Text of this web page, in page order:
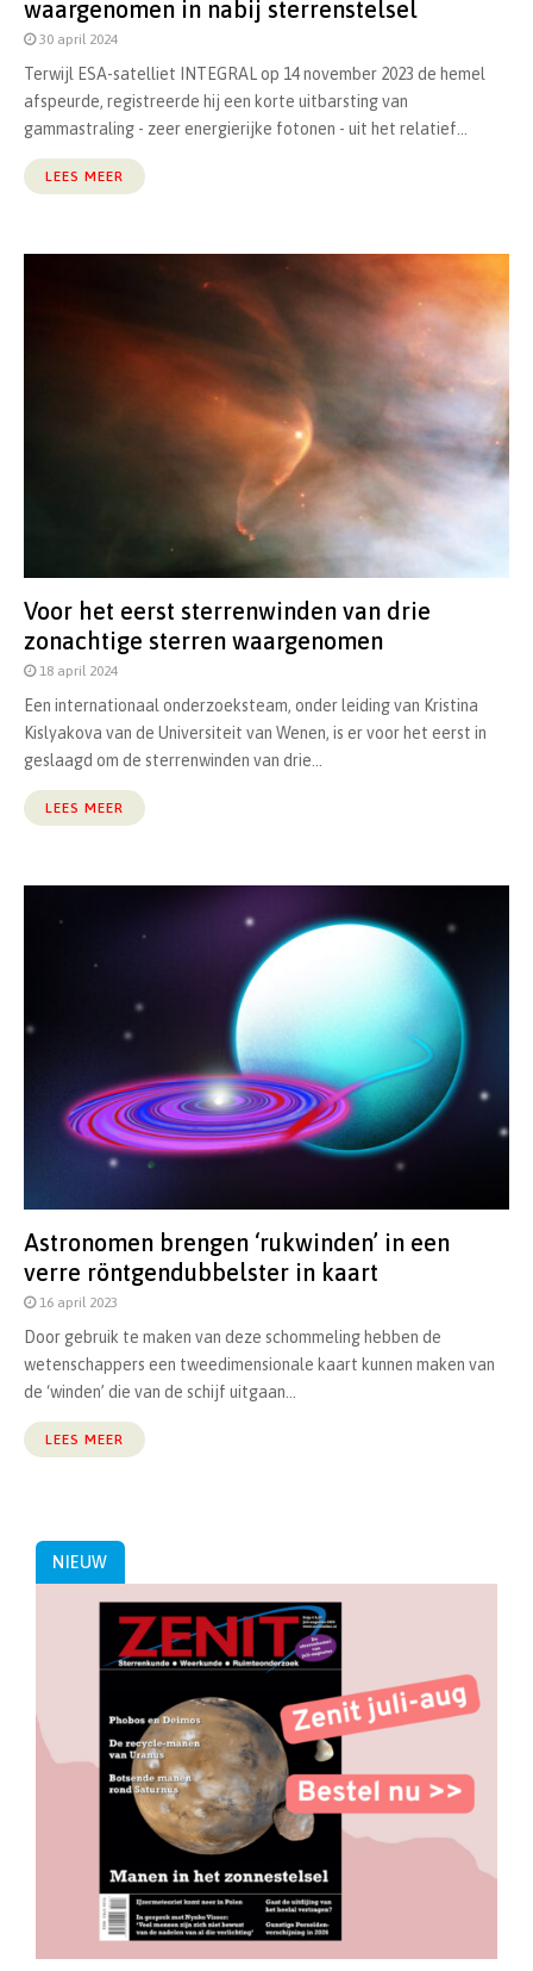
waargenomen in nabij sterrenstelsel
30 april 2024
Terwijl ESA-satelliet INTEGRAL op 14 november 2023 de hemel
afspeurde, registreerde hij een korte uitbarsting van
gammastraling - zeer energierijke fotonen - uit het relatief...
LEES MEER
Voor het eerst sterrenwinden van drie
zonachtige sterren waargenomen
18 april 2024
Een internationaal onderzoeksteam, onder leiding van Kristina
Kislyakova van de Universiteit van Wenen, is er voor het eerst in
geslaagd om de sterrenwinden van drie...
LEES MEER
Astronomen brengen ‘rukwinden’ in een
verre röntgendubbelster in kaart
16 april 2023
Door gebruik te maken van deze schommeling hebben de
wetenschappers een tweedimensionale kaart kunnen maken van
de ‘winden’ die van de schijf uitgaan...
LEES MEER
NIEUW